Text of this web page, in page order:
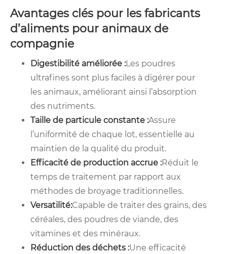
Avantages clés pour les fabricants
d’aliments pour animaux de
compagnie
Digestibilité améliorée :Les poudres
ultrafines sont plus faciles à digérer pour
les animaux, améliorant ainsi l’absorption
des nutriments.
Taille de particule constante :Assure
l’uniformité de chaque lot, essentielle au
maintien de la qualité du produit.
Efficacité de production accrue :Réduit le
temps de traitement par rapport aux
méthodes de broyage traditionnelles.
Versatilité:Capable de traiter des grains, des
céréales, des poudres de viande, des
vitamines et des minéraux.
Réduction des déchets :Une efficacité